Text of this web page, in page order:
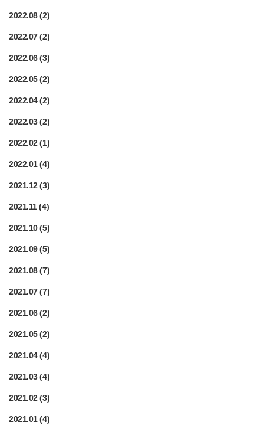
2022.08(2)
2022.07(2)
2022.06(3)
2022.05(2)
2022.04(2)
2022.03(2)
2022.02(1)
2022.01(4)
2021.12(3)
2021.11(4)
2021.10(5)
2021.09(5)
2021.08(7)
2021.07(7)
2021.06(2)
2021.05(2)
2021.04(4)
2021.03(4)
2021.02(3)
2021.01(4)